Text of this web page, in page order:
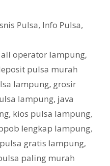
Pulsa, Info Pulsa,
all operator lampung,
pulsa murah
lampung, grosir
lampung, java
, kios pulsa lampung,
lengkap lampung,
pulsa gratis lampung,
paling murah